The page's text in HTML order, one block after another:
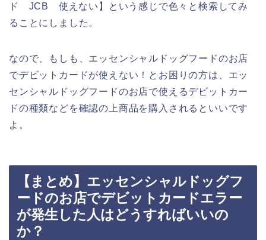
ド JCB 使えない】という感じで色々と検索してみ
ることにしました。
なので、もしも、エッセンシャルドッグフードのお店
でデビットカードが使えない！とお困りの方は、エッ
センシャルドッグフードのお店で使えるデビットカー
ドの種類などを確認の上商品を購入されるといいです
よ。
【まとめ】エッセンシャルドッグフ
ードのお店でデビットカードエラー
が発生した人はどうすればいいの
か？